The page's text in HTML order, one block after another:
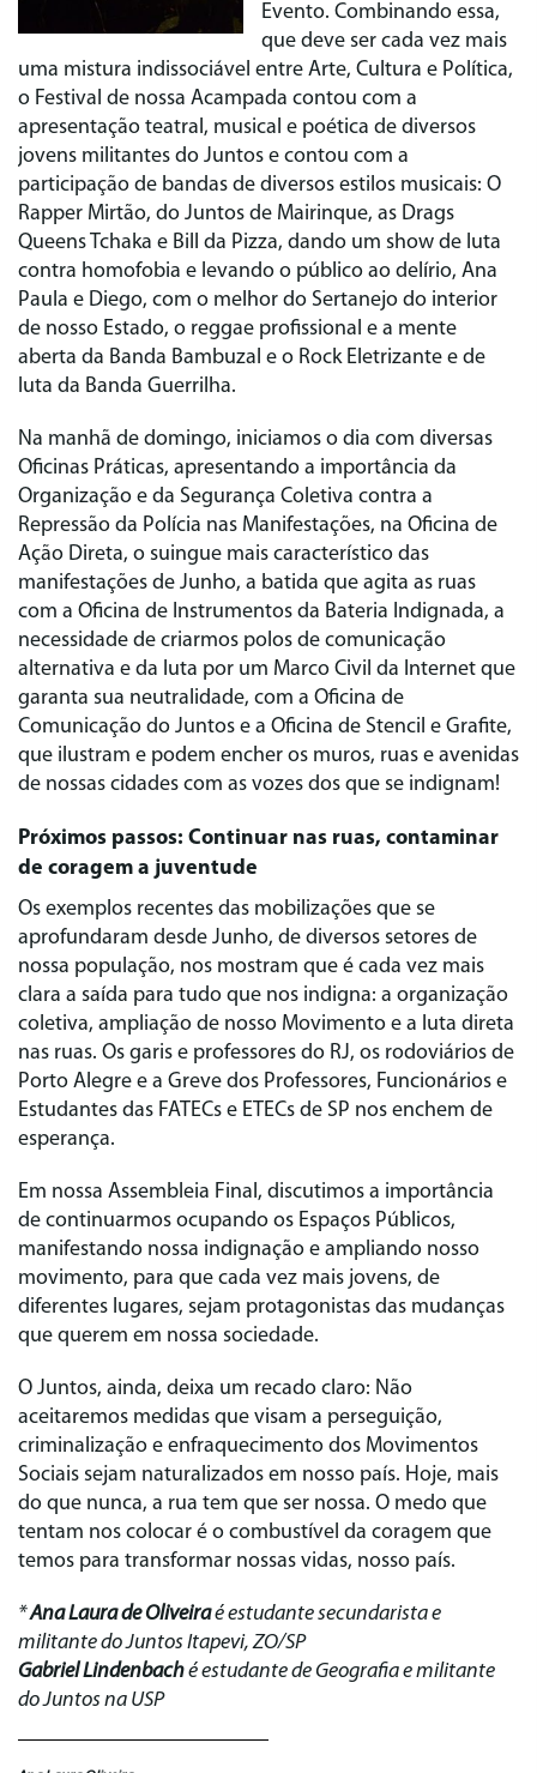
Evento. Combinando essa,
que deve ser cada vez mais
uma mistura indissociável entre Arte, Cultura e Política,
o Festival de nossa Acampada contou com a
apresentação teatral, musical e poética de diversos
jovens militantes do Juntos e contou com a
participação de bandas de diversos estilos musicais: O
Rapper Mirtão, do Juntos de Mairinque, as Drags
Queens Tchaka e Bill da Pizza, dando um show de luta
contra homofobia e levando o público ao delírio, Ana
Paula e Diego, com o melhor do Sertanejo do interior
de nosso Estado, o reggae profissional e a mente
aberta da Banda Bambuzal e o Rock Eletrizante e de
luta da Banda Guerrilha.
Na manhã de domingo, iniciamos o dia com diversas
Oficinas Práticas, apresentando a importância da
Organização e da Segurança Coletiva contra a
Repressão da Polícia nas Manifestações, na Oficina de
Ação Direta, o suingue mais característico das
manifestações de Junho, a batida que agita as ruas
com a Oficina de Instrumentos da Bateria Indignada, a
necessidade de criarmos polos de comunicação
alternativa e da luta por um Marco Civil da Internet que
garanta sua neutralidade, com a Oficina de
Comunicação do Juntos e a Oficina de Stencil e Grafite,
que ilustram e podem encher os muros, ruas e avenidas
de nossas cidades com as vozes dos que se indignam!
Próximos passos: Continuar nas ruas, contaminar
de coragem a juventude
Os exemplos recentes das mobilizações que se
aprofundaram desde Junho, de diversos setores de
nossa população, nos mostram que é cada vez mais
clara a saída para tudo que nos indigna: a organização
coletiva, ampliação de nosso Movimento e a luta direta
nas ruas. Os garis e professores do RJ, os rodoviários de
Porto Alegre e a Greve dos Professores, Funcionários e
Estudantes das FATECs e ETECs de SP nos enchem de
esperança.
Em nossa Assembleia Final, discutimos a importância
de continuarmos ocupando os Espaços Públicos,
manifestando nossa indignação e ampliando nosso
movimento, para que cada vez mais jovens, de
diferentes lugares, sejam protagonistas das mudanças
que querem em nossa sociedade.
O Juntos, ainda, deixa um recado claro: Não
aceitaremos medidas que visam a perseguição,
criminalização e enfraquecimento dos Movimentos
Sociais sejam naturalizados em nosso país. Hoje, mais
do que nunca, a rua tem que ser nossa. O medo que
tentam nos colocar é o combustível da coragem que
temos para transformar nossas vidas, nosso país.
*Ana Laura de Oliveiraé estudante secundarista e
militante do Juntos Itapevi, ZO/SP
Gabriel Lindenbaché estudante de Geografia e militante
do Juntos na USP